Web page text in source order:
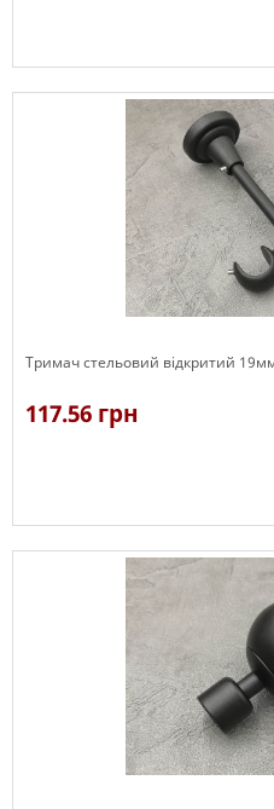
Тримач стельовий відкритий
117.56 грн